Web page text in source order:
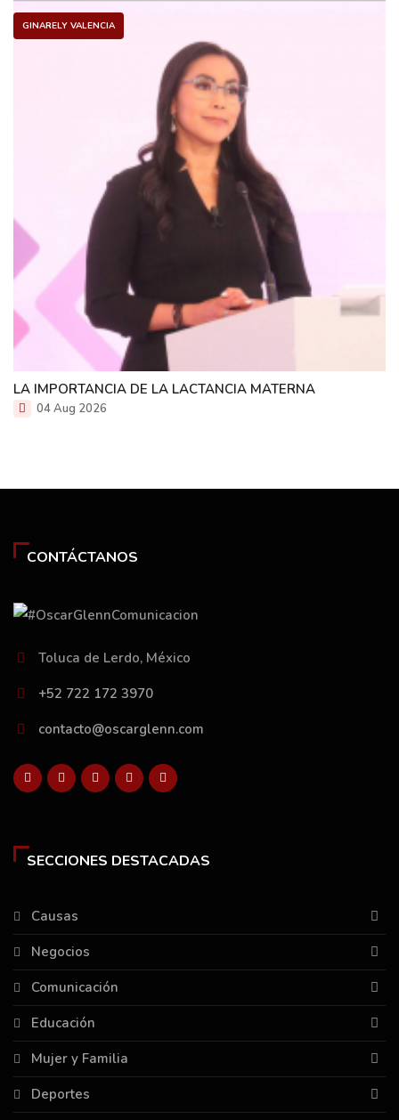
GINARELY VALENCIA
LA IMPORTANCIA DE LA LACTANCIA MATERNA
04 Aug 2026
CONTÁCTANOS
Toluca de Lerdo, México
+52 722 172 3970
contacto@oscarglenn.com
SECCIONES DESTACADAS
Causas
Negocios
Comunicación
Educación
Mujer y Familia
Deportes